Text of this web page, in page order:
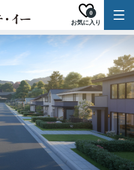
お気に入り
0